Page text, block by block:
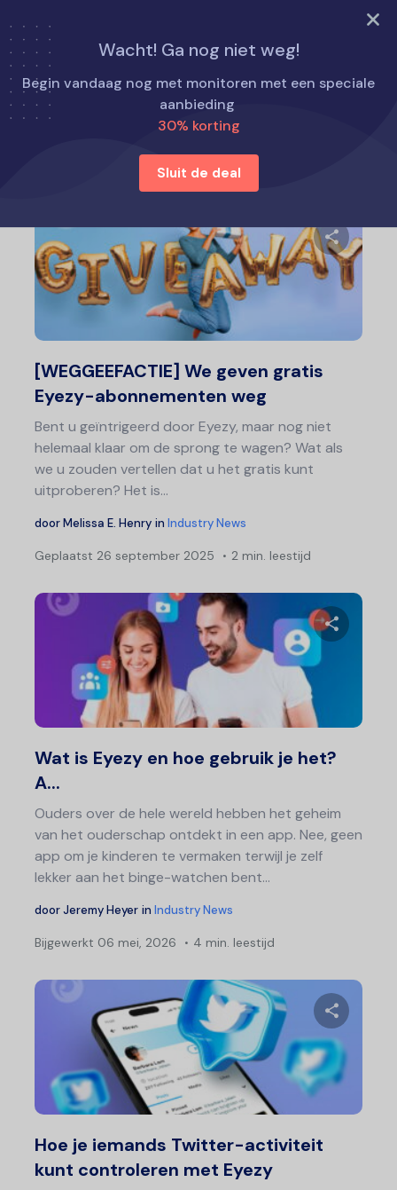
PROBEER NU
Wacht! Ga nog niet weg!
Begin vandaag nog met monitoren met een speciale
aanbieding
30% korting
Sluit de deal
Home Nieuws uit de sector
Nieuws uit de sector
[WEGGEEFACTIE] We geven gratis
Eyezy-abonnementen weg
Bent u geïntrigeerd door Eyezy, maar nog niet
helemaal klaar om de sprong te wagen? Wat als
we u zouden vertellen dat u het gratis kunt
uitproberen? Het is...
doorMelissa E. Henry in Industry News
Geplaatst 26 september 2025 2 min. leestijd
Wat is Eyezy en hoe gebruik je het?
A...
Ouders over de hele wereld hebben het geheim
van het ouderschap ontdekt in een app. Nee, geen
app om je kinderen te vermaken terwijl je zelf
lekker aan het binge-watchen bent...
doorJeremy Heyer in Industry News
Bijgewerkt 06 mei, 2026 4 min. leestijd
Hoe je iemands Twitter-activiteit
kunt controleren met Eyezy